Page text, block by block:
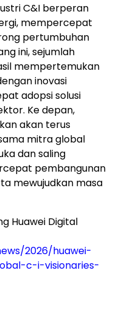
C&I berperan
mempercepat
pertumbuhan
ini, sejumlah
mempertemukan
inovasi
adopsi solusi
Ke depan,
akan terus
mitra global
dan saling
pembangunan
mewujudkan masa
Huawei Digital
2026/huawei-
c-i-visionaries-